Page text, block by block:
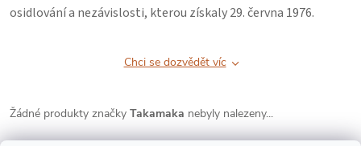
osidlování a nezávislosti, kterou získaly 29. června 1976.
Chci se dozvědět víc
Žádné produkty značky Takamaka nebyly nalezeny...